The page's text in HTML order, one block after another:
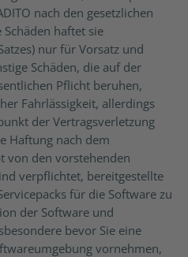
nach den gesetzlichen
haftet sie
nur für Vorsatz und
Schäden, die auf der
Pflicht beruhen,
Fahrlässigkeit, allerdings
der Vertragsverletzung
Haftung nach dem
von den vorstehenden
verpflichtet, bereitgestellte
für die Software zu
der Software und
bevor Sie eine
vornehmen,